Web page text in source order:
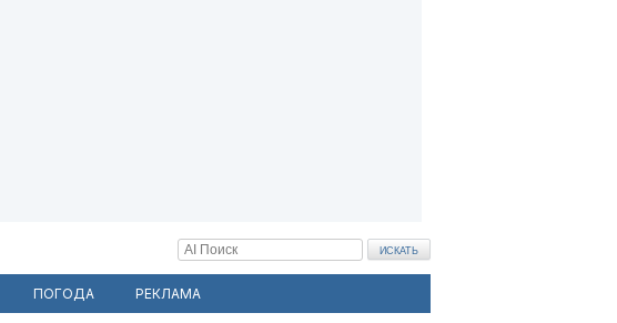
ПОГОДА РЕКЛАМА